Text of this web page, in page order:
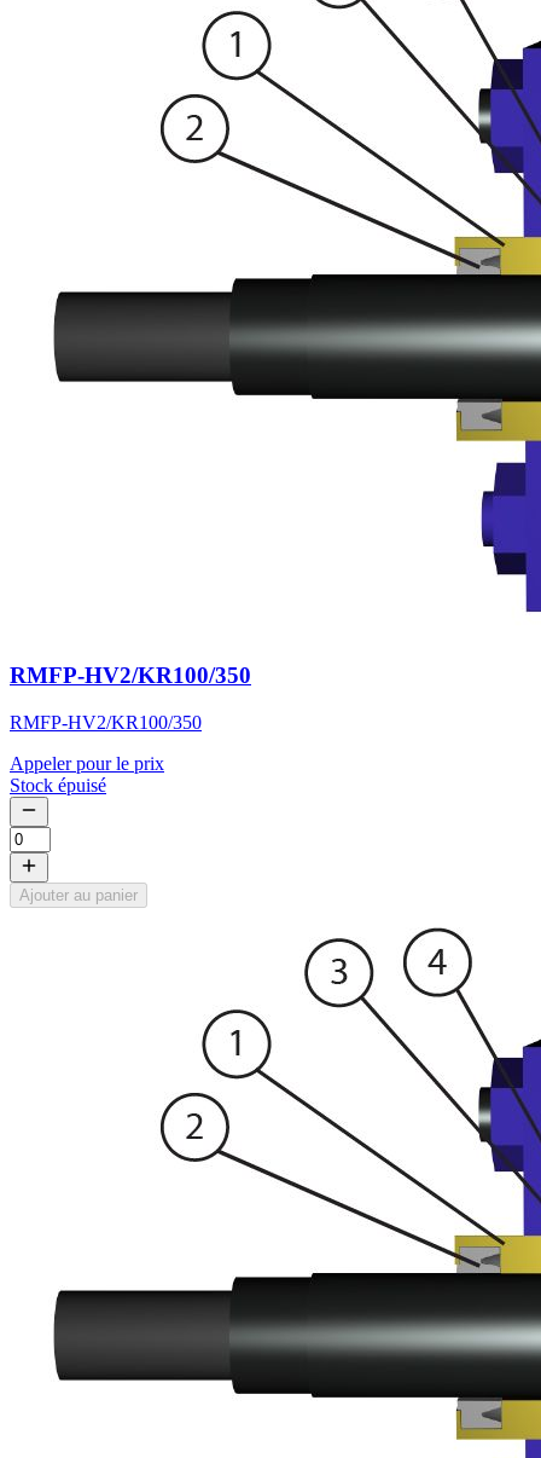
RMFP-HV2/KR100/350
RMFP-HV2/KR100/350
Appeler pour le prix
Stock épuisé
Ajouter au panier